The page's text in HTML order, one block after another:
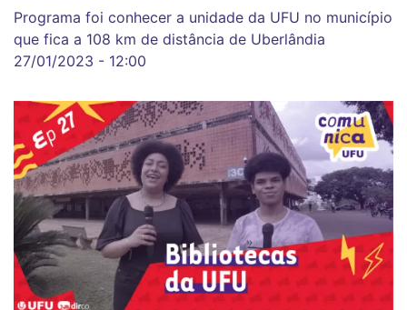
Programa foi conhecer a unidade da UFU no município
que fica a 108 km de distância de Uberlândia
27/01/2023 - 12:00